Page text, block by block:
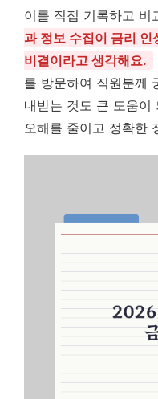
이를 직접 기록하고 비
과 정보 수집이 금리 인
비결이라고 생각해요.
를 방문하여 직원분께
내받는 것도 큰 도움이
오해를 줄이고 정확한